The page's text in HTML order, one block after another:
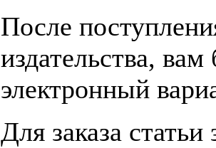
После
издательства,
электронный
Для заказа